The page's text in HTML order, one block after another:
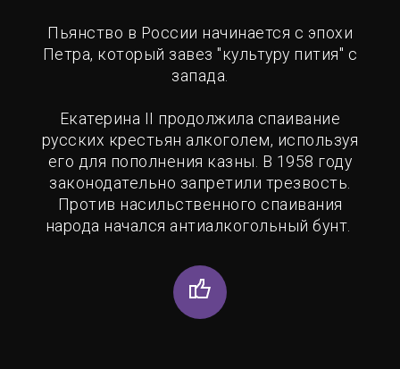
Пьянство в России начинается с эпохи
Петра, который завез "культуру пития" с
запада.
Екатерина II продолжила спаивание
русских крестьян алкоголем, используя
его для пополнения казны. В 1958 году
законодательно запретили трезвость.
Против насильственного спаивания
народа начался антиалкогольный бунт.